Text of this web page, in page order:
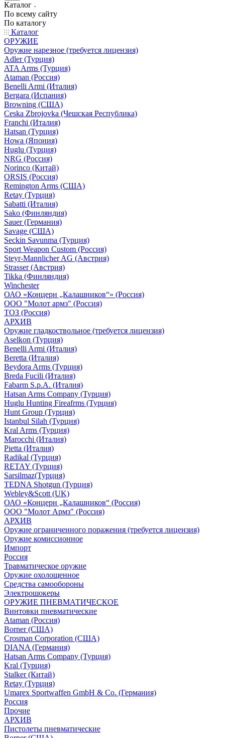
Каталог
По всему сайту
По каталогу
Каталог
ОРУЖИЕ
Оружие нарезное (требуется лицензия)
Adler (Турция)
ATA Arms (Турция)
Ataman (Россия)
Benelli Armi (Италия)
Bergara (Испания)
Browning (США)
Ceska Zbrojovka (Чешская Республика)
Franchi (Италия)
Hatsan (Турция)
Howa (Япония)
Huglu (Турция)
NRG (Россия)
Norinco (Китай)
ORSIS (Россия)
Remington Arms (США)
Retay (Турция)
Sabatti (Италия)
Sako (Финляндия)
Sauer (Германия)
Savage (США)
Seckin Savunma (Турция)
Sport Weapon Custom (Россия)
Steyr-Mannlicher AG (Австрия)
Strasser (Австрия)
Tikka (Финляндия)
Winchester
ОАО «Концерн „Калашников“» (Россия)
ООО "Молот армз" (Россия)
ТОЗ (Россия)
АРХИВ
Оружие гладкоствольное (требуется лицензия)
Aselkon (Турция)
Benelli Armi (Италия)
Beretta (Италия)
Beydora Arms (Турция)
Breda Fucili (Италия)
Fabarm S.p.A. (Италия)
Hatsan Arms Company (Турция)
Huglu Hunting Fireafrms (Турция)
Hunt Group (Турция)
Istanbul Silah (Турция)
Kral Arms (Турция)
Marocchi (Италия)
Pietta (Италия)
Radikal (Турция)
RETAY (Турция)
Sarsilmaz(Турция)
TEDNA Shotgun (Турция)
Webley&Scott (UK)
ОАО «Концерн „Калашников“ (Россия)
ООО "Молот Армз" (Россия)
АРХИВ
Оружие ограниченного поражения (требуется лицензия)
Оружие комиссионное
Импорт
Россия
Травматическое оружие
Оружие охолощенное
Средства самообороны
Электрошокеры
ОРУЖИЕ ПНЕВМАТИЧЕСКОЕ
Винтовки пневматические
Ataman (Россия)
Borner (США)
Crosman Corporation (США)
DIANA (Германия)
Hatsan Arms Company (Турция)
Kral (Турция)
Stalker (Китай)
Retay (Турция)
Umarex Sportwaffen GmbH & Co. (Германия)
Россия
Прочие
АРХИВ
Пистолеты пневматические